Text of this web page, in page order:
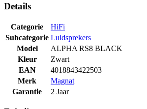
Details
Categorie
HiFi
Subcategorie Luidsprekers
Model
ALPHA RS8 BLACK
Kleur
Zwart
EAN
4018843422503
Merk
Magnat
Garantie
2 Jaar